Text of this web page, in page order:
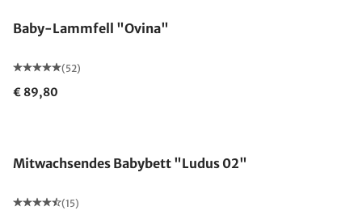
Baby-Lammfell "Ovina"
(52)
€ 89,80
Mitwachsendes Babybett "Ludus 02"
(15)